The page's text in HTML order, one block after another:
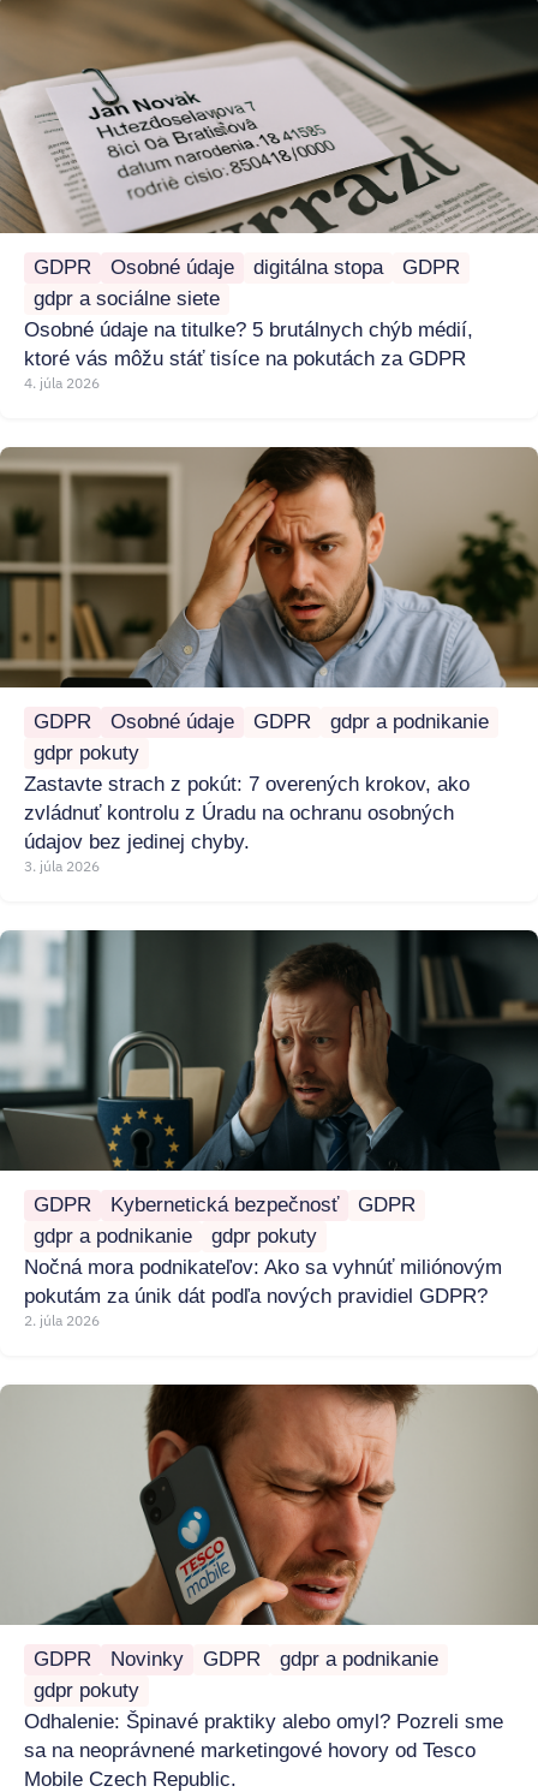
GDPR Osobné údaje digitálna stopa
GDPR
gdpr a sociálne siete
Osobné údaje na titulke? 5 brutálnych chýb médií,
ktoré vás môžu stáť tisíce na pokutách za GDPR
4. júla 2026
GDPR Osobné údaje GDPR
gdpr a podnikanie
gdpr pokuty
Zastavte strach z pokút: 7 overených krokov, ako
zvládnuť kontrolu z Úradu na ochranu osobných
údajov bez jedinej chyby.
3. júla 2026
GDPR Kybernetická bezpečnosť
GDPR
gdpr a podnikanie
gdpr pokuty
Nočná mora podnikateľov: Ako sa vyhnúť miliónovým
pokutám za únik dát podľa nových pravidiel GDPR?
2. júla 2026
GDPR Novinky GDPR
gdpr a podnikanie
gdpr pokuty
Odhalenie: Špinavé praktiky alebo omyl? Pozreli sme
sa na neoprávnené marketingové hovory od Tesco
Mobile Czech Republic.